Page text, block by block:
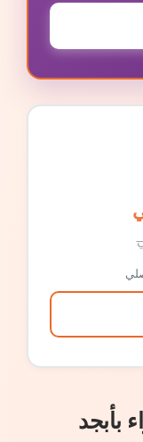
بأبجد